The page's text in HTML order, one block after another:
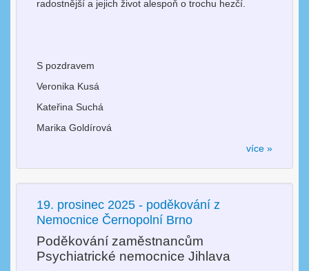
radostnější a jejich život alespoň o trochu hezčí.
S pozdravem
Veronika Kusá
Kateřina Suchá
Marika Goldírová
více »
19. prosinec 2025 - poděkování z
Nemocnice Černopolní Brno
Poděkování zaměstnancům
Psychiatrické nemocnice Jihlava